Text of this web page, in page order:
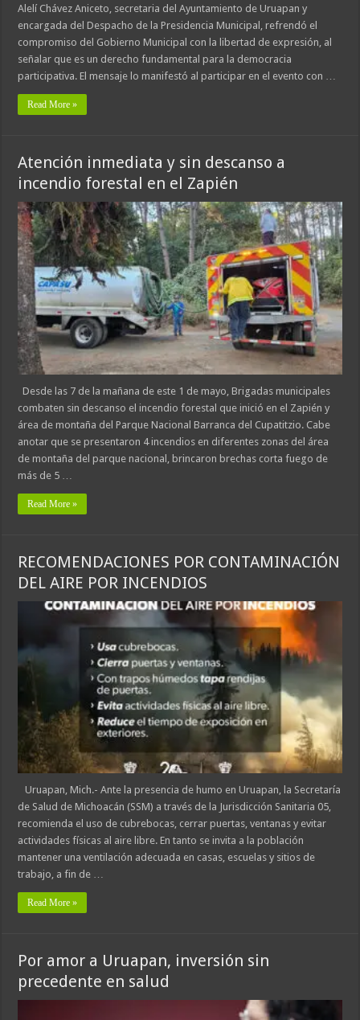
Alelí Chávez Aniceto, secretaria del Ayuntamiento de Uruapan y
encargada del Despacho de la Presidencia Municipal, refrendó el
compromiso del Gobierno Municipal con la libertad de expresión, al
señalar que es un derecho fundamental para la democracia
participativa. El mensaje lo manifestó al participar en el evento con …
Read More »
Atención inmediata y sin descanso a
incendio forestal en el Zapién
Desde las 7 de la mañana de este 1 de mayo, Brigadas municipales
combaten sin descanso el incendio forestal que inició en el Zapién y
área de montaña del Parque Nacional Barranca del Cupatitzio. Cabe
anotar que se presentaron 4 incendios en diferentes zonas del área
de montaña del parque nacional, brincaron brechas corta fuego de
más de 5 …
Read More »
RECOMENDACIONES POR CONTAMINACIÓN
DEL AIRE POR INCENDIOS
Uruapan, Mich.- Ante la presencia de humo en Uruapan, la Secretaría
de Salud de Michoacán (SSM) a través de la Jurisdicción Sanitaria 05,
recomienda el uso de cubrebocas, cerrar puertas, ventanas y evitar
actividades físicas al aire libre. En tanto se invita a la población
mantener una ventilación adecuada en casas, escuelas y sitios de
trabajo, a fin de …
Read More »
Por amor a Uruapan, inversión sin
precedente en salud